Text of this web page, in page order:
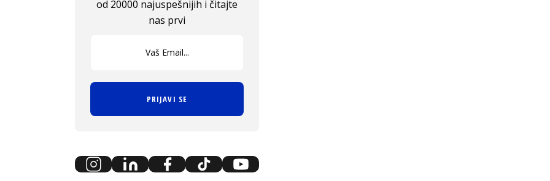
od 20000 najuspešnijih i čitajte
nas prvi
PRIJAVI SE